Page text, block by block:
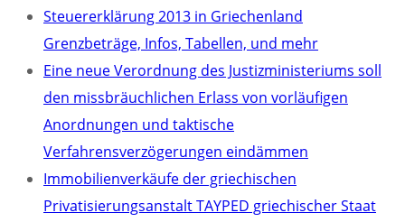
Steuererklärung 2013 in Griechenland
Grenzbeträge, Infos, Tabellen, und mehr
Eine neue Verordnung des Justizministeriums soll
den missbräuchlichen Erlass von vorläufigen
Anordnungen und taktische
Verfahrensverzögerungen eindämmen
Immobilienverkäufe der griechischen
Privatisierungsanstalt TAYPED griechischer Staat